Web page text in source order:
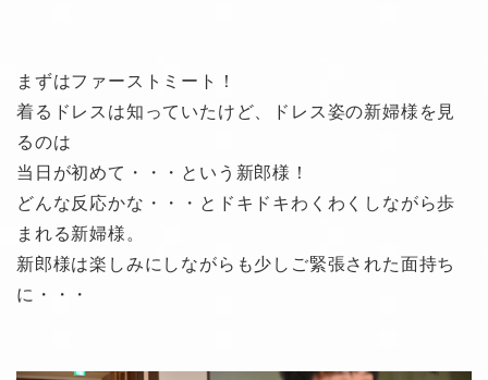
まずはファーストミート！
着るドレスは知っていたけど、ドレス姿の新婦様を見
るのは
当日が初めて・・・という新郎様！
どんな反応かな・・・とドキドキわくわくしながら歩
まれる新婦様。
新郎様は楽しみにしながらも少しご緊張された面持ち
に・・・